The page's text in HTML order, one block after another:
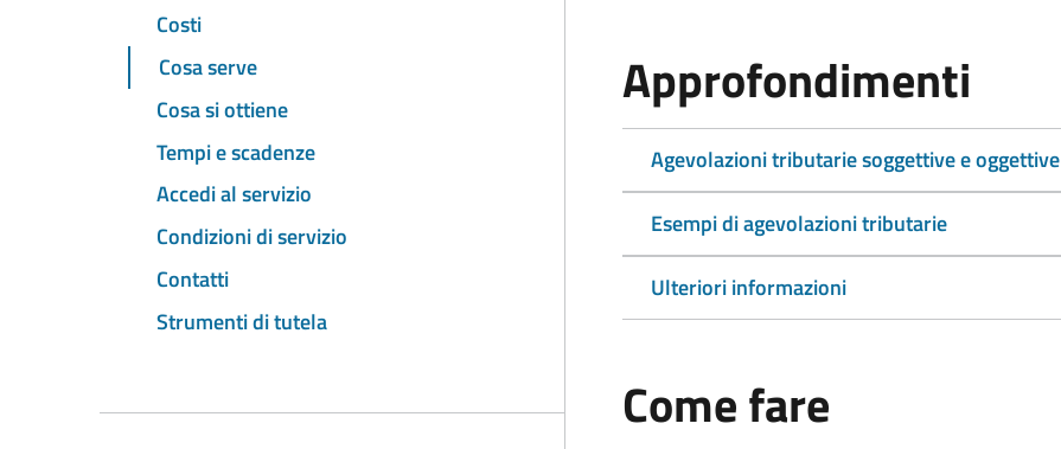
Costi
Cosa serve
Cosa si ottiene
Tempi e scadenze
Accedi al servizio
Condizioni di servizio
Contatti
Strumenti di tutela
Approfondimenti
Agevolazioni tributarie soggettive e oggettive
Esempi di agevolazioni tributarie
Ulteriori informazioni
Come fare